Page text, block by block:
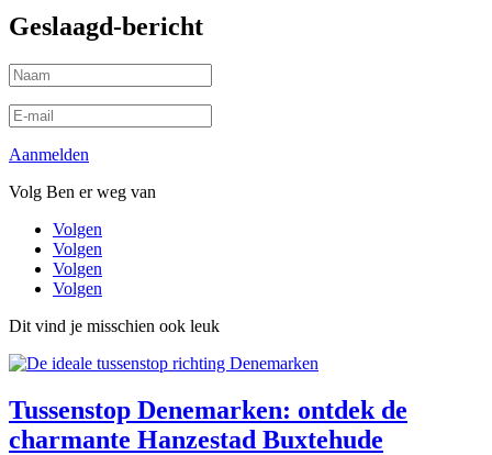
Geslaagd-bericht
Aanmelden
Volg Ben er weg van
Volgen
Volgen
Volgen
Volgen
Dit vind je misschien ook leuk
Tussenstop Denemarken: ontdek de
charmante Hanzestad Buxtehude